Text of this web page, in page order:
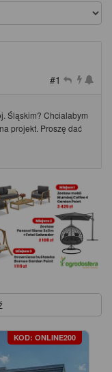
#1
Śląskim? Chcialabym
projekt. Proszę dać
KOD: ONLINE200